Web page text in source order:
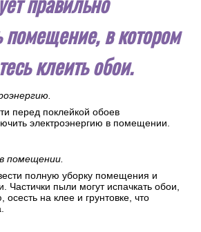
тонким слоем на стену с
попадания брызг грунтовки на
выбирать грунтовку
правильно
в котором
перед поклейкой обоев
электроэнергию в помещении.